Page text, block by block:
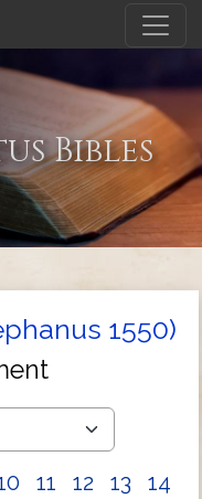
Bibles
1550)
11 12 13
14